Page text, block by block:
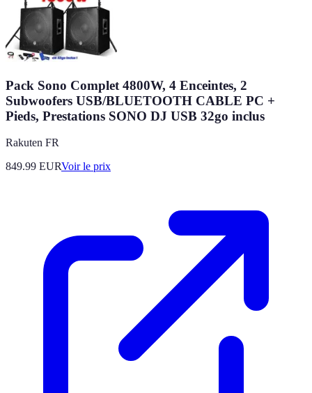
Pack Sono Complet 4800W, 4 Enceintes, 2
Subwoofers USB/BLUETOOTH CABLE PC +
Pieds, Prestations SONO DJ USB 32go inclus
Rakuten FR
849.99 EURVoir le prix